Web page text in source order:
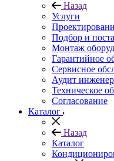
Назад
Услуги
Подбор и
Монтаж
Гарантийное
Сервисное
Аудит
Техническое
Согласование
Каталог
Назад
Каталог